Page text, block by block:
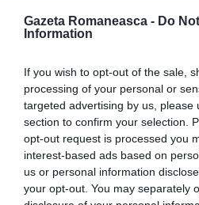
Gazeta Romaneasca - Do
Information
If you wish to opt-out of the sale,
processing of your personal or
targeted advertising by us, please
section to confirm your selection.
opt-out request is processed you
interest-based ads based on
us or personal information
your opt-out. You may separately
Decizia Tribunalului
văduvei muncitorului român,
avocata Daniela Zara, și pe
victimei, reprezentate de
Judecătorul secţiei I civile a
stabilit o despăgubire de 304